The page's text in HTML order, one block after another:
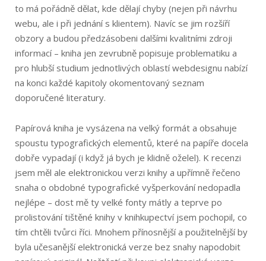
to má pořádně dělat, kde dělají chyby (nejen při návrhu
webu, ale i při jednání s klientem). Navíc se jim rozšíří
obzory a budou předzásobeni dalšími kvalitními zdroji
informací – kniha jen zevrubně popisuje problematiku a
pro hlubší studium jednotlivých oblastí webdesignu nabízí
na konci každé kapitoly okomentovaný seznam
doporučené literatury.
Papírová kniha je vysázena na velký formát a obsahuje
spoustu typografických elementů, které na papíře docela
dobře vypadají (i když já bych je klidně oželel). K recenzi
jsem měl ale elektronickou verzi knihy a upřímně řečeno
snaha o obdobné typografické vyšperkování nedopadla
nejlépe – dost mě ty velké fonty mátly a teprve po
prolistování tištěné knihy v knihkupectví jsem pochopil, co
tím chtěli tvůrci říci. Mnohem přínosnější a použitelnější by
byla učesanější elektronická verze bez snahy napodobit